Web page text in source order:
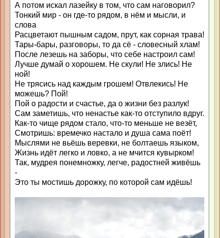
А потом искал лазейку в том, что сам наговорил?
Тонкий мир - он где-то рядом, в нём и мысли, и
слова
Расцветают пышным садом, прут, как сорная трава!
Тары-бары, разговоры, то да сё - словесный хлам!
После лезешь на заборы, что себе настроил сам!
Лучше думай о хорошем. Не скули! Не злись! Не
ной!
Не трясись над каждым грошем! Отвлекись! Не
можешь? Пой!
Пой о радости и счастье, да о жизни без разлук!
Сам заметишь, что ненастье как-то отступило вдруг.
Как-то чище рядом стало, что-то меньше не везёт,
Смотришь: времечко настало и душа сама поёт!
Мыслями не вьёшь веревки, не болтаешь языком,
Жизнь идёт легко и ловко, а не мчится кувырком!
Так, мудрея понемножку, легче, радостней живёшь
-
Это ты мостишь дорожку, по которой сам идёшь!